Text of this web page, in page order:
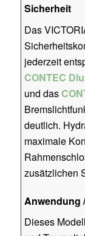
Sicherheit
Das
jederzeit
CONTEC
und das
deutlich.
maximale
zusätzlichen
Anwendung
Dieses